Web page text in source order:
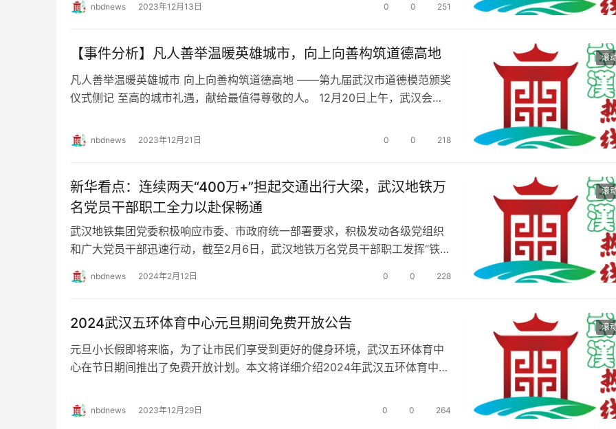
nbdnews 2023年12月13日 0 0 251
滚
【事件分析】凡人善举温暖英雄城市，向上向善构筑道德高地
凡人善举温暖英雄城市 向上向善构筑道德高地 ——第九届武汉市道德模范颁奖
仪式侧记 至高的城市礼遇，献给最值得尊敬的人。 12月20日上午，武汉会议
nbdnews 2023年12月21日 0 0 218
滚
新华看点：连续两天“400万+”担起交通出行大梁，武汉地铁万
名党员干部职工全力以赴保畅通
武汉地铁集团党委积极响应市委、市政府统一部署要求，积极发动各级党组织
和广大党员干部迅速行动，截至2月6日，武汉地铁万名党员干部职工发挥“铁军
精神”，全力战风雪、保畅通、护安全。 担…
nbdnews 2024年2月12日 0 0 228
滚
2024武汉五环体育中心元旦期间免费开放公告
元旦小长假即将来临，为了让市民们享受到更好的健身环境，武汉五环体育中
心在节日期间推出了免费开放计划。本文将详细介绍2024年武汉五环体育中心
nbdnews 2023年12月29日 0 0 264